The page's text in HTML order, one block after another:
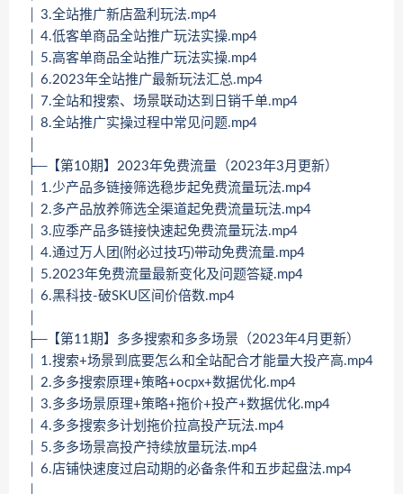
│ 3.全站推广新店盈利玩法.mp4
│ 4.低客单商品全站推广玩法实操.mp4
│ 5.高客单商品全站推广玩法实操.mp4
│ 6.2023年全站推广最新玩法汇总.mp4
│ 7.全站和搜索、场景联动达到日销千单.mp4
│ 8.全站推广实操过程中常见问题.mp4
├─【第10期】2023年免费流量（2023年3月更新）
│ 1.少产品多链接筛选稳步起免费流量玩法.mp4
│ 2.多产品放养筛选全渠道起免费流量玩法.mp4
│ 3.应季产品多链接快速起免费流量玩法.mp4
│ 4.通过万人团(附必过技巧)带动免费流量.mp4
│ 5.2023年免费流量最新变化及问题答疑.mp4
│ 6.黑科技-破SKU区间价倍数.mp4
├─【第11期】多多搜索和多多场景（2023年4月更新）
│ 1.搜索+场景到底要怎么和全站配合才能量大投产高.mp4
│ 2.多多搜索原理+策略+ocpx+数据优化.mp4
│ 3.多多场景原理+策略+拖价+投产+数据优化.mp4
│ 4.多多搜索多计划拖价拉高投产玩法.mp4
│ 5.多多场景高投产持续放量玩法.mp4
│ 6.店铺快速度过启动期的必备条件和五步起盘法.mp4